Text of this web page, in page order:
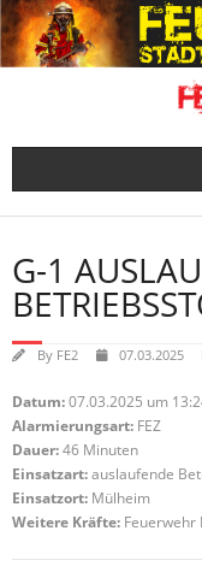
Skip
to
content
G-1
By FE2 07.03.2025
Datum:07.03.2025 um
Alarmierungsart: FEZ
Dauer:46 Minuten
Einsatzart:auslaufende
Einsatzort: Mülheim
Weitere Kräfte: